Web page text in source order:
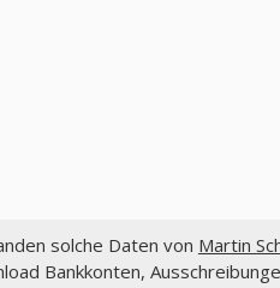
solche Daten von Martin
Bankkonten,